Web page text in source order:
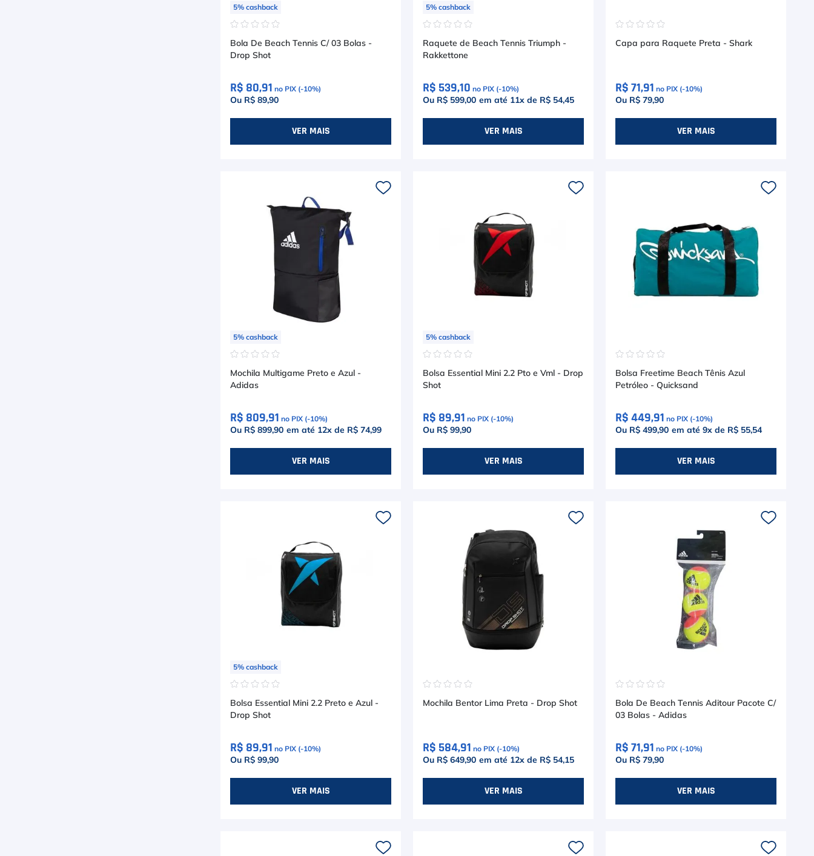
5% cashback
☆☆☆☆☆
Bola De Beach Tennis C/ 03 Bolas -
Drop Shot
R$ 80,91 no PIX (-10%)
Ou R$ 89,90
VER MAIS
5% cashback
☆☆☆☆☆
Raquete de Beach Tennis Triumph -
Rakkettone
R$ 539,10 no PIX (-10%)
Ou R$ 599,00 em até 11x de R$ 54,45
VER MAIS
☆☆☆☆☆
Capa para Raquete Preta - Shark
R$ 71,91 no PIX (-10%)
Ou R$ 79,90
VER MAIS
5% cashback
☆☆☆☆☆
Mochila Multigame Preto e Azul -
Adidas
R$ 809,91 no PIX (-10%)
Ou R$ 899,90 em até 12x de R$ 74,99
VER MAIS
5% cashback
☆☆☆☆☆
Bolsa Essential Mini 2.2 Pto e Vml - Drop
Shot
R$ 89,91 no PIX (-10%)
Ou R$ 99,90
VER MAIS
☆☆☆☆☆
Bolsa Freetime Beach Tênis Azul
Petróleo - Quicksand
R$ 449,91 no PIX (-10%)
Ou R$ 499,90 em até 9x de R$ 55,54
VER MAIS
5% cashback
☆☆☆☆☆
Bolsa Essential Mini 2.2 Preto e Azul -
Drop Shot
R$ 89,91 no PIX (-10%)
Ou R$ 99,90
VER MAIS
☆☆☆☆☆
Mochila Bentor Lima Preta - Drop Shot
R$ 584,91 no PIX (-10%)
Ou R$ 649,90 em até 12x de R$ 54,15
VER MAIS
☆☆☆☆☆
Bola De Beach Tennis Aditour Pacote C/
03 Bolas - Adidas
R$ 71,91 no PIX (-10%)
Ou R$ 79,90
VER MAIS